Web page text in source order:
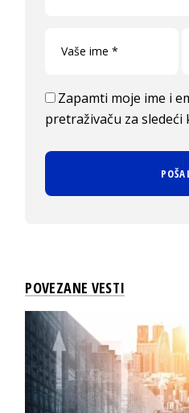
Zapamti moje ime i
pretraživaču za sledeći
POVEZANE VESTI